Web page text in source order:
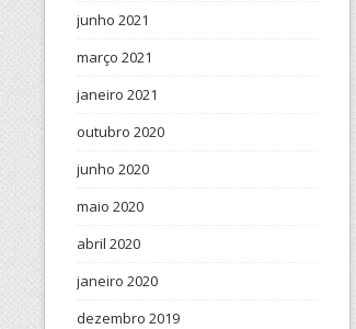
junho 2021
março 2021
janeiro 2021
outubro 2020
junho 2020
maio 2020
abril 2020
janeiro 2020
dezembro 2019